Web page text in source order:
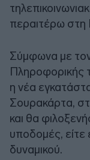
περαιτέρω στη
Σύμφωνα με τον
Πληροφορικής
η νέα
Σουρακάρτα,
και θα
υποδομές,
δυναμικού.